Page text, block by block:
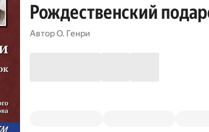
Рождественский
АвторО. Генри